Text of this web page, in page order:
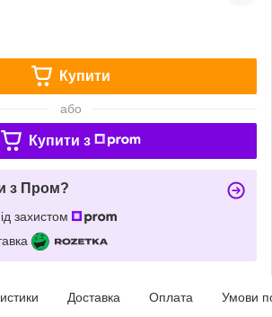
Купити
або
Купити з
з Пром?
захистом
Доставка Оплата Умови